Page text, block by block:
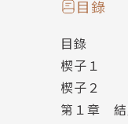
目錄
目錄
楔子１
楔子２
第１章 結